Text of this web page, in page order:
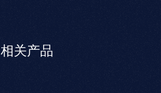
相关产品